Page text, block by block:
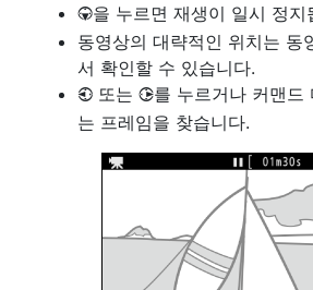
3을 누르면 재생이 일시 정지
동영상의 대략적인 위치는 동
서 확인할 수 있습니다.
4 또는 2를 누르거나 커맨드
는 프레임을 찾습니다.